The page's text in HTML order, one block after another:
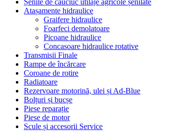
Șenile de cauciuc utilaje agricole șenilate
Atașamente hidraulice
Graifere hidraulice
Foarfeci demolatoare
Picoane hidraulice
Concasoare hidraulice rotative
Transmisii Finale
Rampe de încărcare
Coroane de rotire
Radiatoare
Rezervoare motorină, ulei și Ad-Blue
Bolțuri și bucșe
Piese reparație
Piese de motor
Scule și accesorii Service